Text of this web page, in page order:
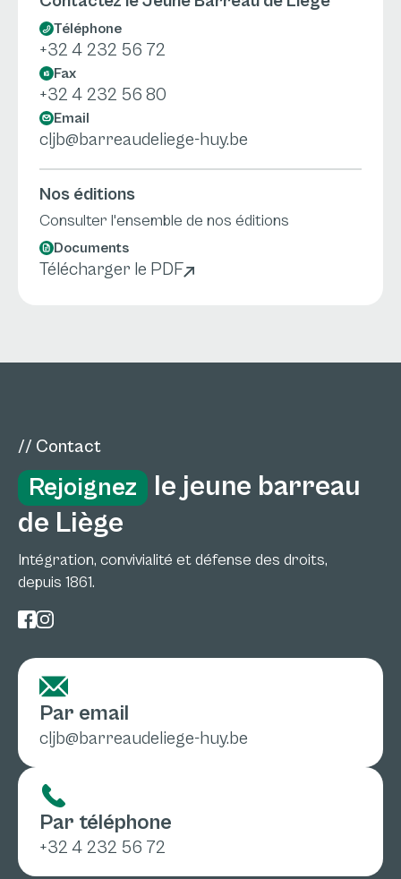
Téléphone
+32 4 232 56 72
Fax
+32 4 232 56 80
Email
cljb@barreaudeliege-huy.be
Nos éditions
Consulter l'ensemble de nos éditions
Documents
Télécharger le PDF
// Contact
Rejoignez
le jeune barreau
de Liège
Intégration, convivialité et défense des droits,
depuis 1861.
Par email
cljb@barreaudeliege-huy.be
Par téléphone
+32 4 232 56 72